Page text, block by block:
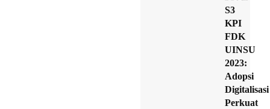
S3
KPI
FDK
UINSU
2023:
Adopsi
Digitalisasi
Perkuat